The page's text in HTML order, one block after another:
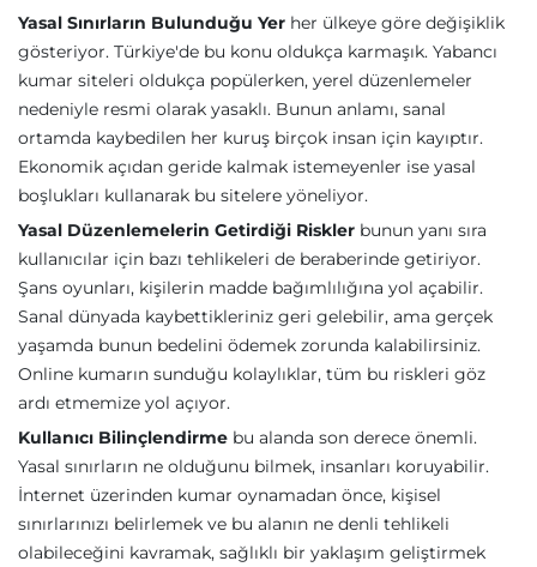
Yasal Sınırların Bulunduğu Yer her ülkeye göre değişiklik
gösteriyor. Türkiye'de bu konu oldukça karmaşık. Yabancı
kumar siteleri oldukça popülerken, yerel düzenlemeler
nedeniyle resmi olarak yasaklı. Bunun anlamı, sanal
ortamda kaybedilen her kuruş birçok insan için kayıptır.
Ekonomik açıdan geride kalmak istemeyenler ise yasal
boşlukları kullanarak bu sitelere yöneliyor.
Yasal Düzenlemelerin Getirdiği Riskler bunun yanı sıra
kullanıcılar için bazı tehlikeleri de beraberinde getiriyor.
Şans oyunları, kişilerin madde bağımlılığına yol açabilir.
Sanal dünyada kaybettikleriniz geri gelebilir, ama gerçek
yaşamda bunun bedelini ödemek zorunda kalabilirsiniz.
Online kumarın sunduğu kolaylıklar, tüm bu riskleri göz
ardı etmemize yol açıyor.
Kullanıcı Bilinçlendirme bu alanda son derece önemli.
Yasal sınırların ne olduğunu bilmek, insanları koruyabilir.
İnternet üzerinden kumar oynamadan önce, kişisel
sınırlarınızı belirlemek ve bu alanın ne denli tehlikeli
olabileceğini kavramak, sağlıklı bir yaklaşım geliştirmek